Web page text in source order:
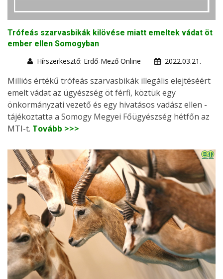
Trófeás szarvasbikák kilövése miatt emeltek vádat öt
ember ellen Somogyban
Hírszerkesztő: Erdő-Mező Online
2022.03.21.
Milliós értékű trófeás szarvasbikák illegális elejtéséért
emelt vádat az ügyészség öt férfi, köztük egy
önkormányzati vezető és egy hivatásos vadász ellen -
tájékoztatta a Somogy Megyei Főügyészség hétfőn az
MTI-t. Tovább >>>